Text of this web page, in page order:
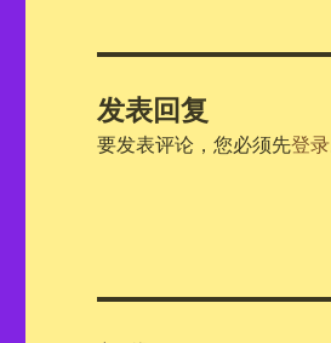
发表回复
要发表评论，您必须先登录